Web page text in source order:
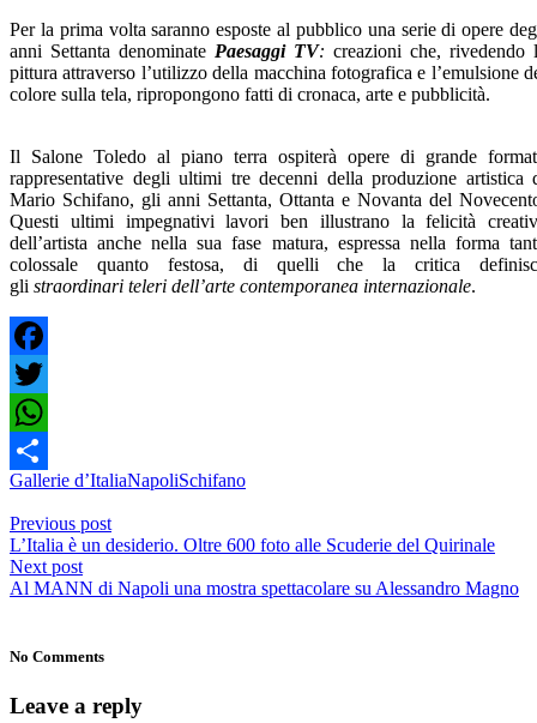
Per la prima volta saranno esposte al pubblico una serie di opere
anni Settanta denominate Paesaggi TV: creazioni che, rivedendo
pittura attraverso l’utilizzo della macchina fotografica e l’emulsione
colore sulla tela, ripropongono fatti di cronaca, arte e pubblicità.
Il Salone Toledo al piano terra ospiterà opere di grande
rappresentative degli ultimi tre decenni della produzione artistica
Mario Schifano, gli anni Settanta, Ottanta e Novanta del
Questi ultimi impegnativi lavori ben illustrano la felicità
dell’artista anche nella sua fase matura, espressa nella forma
colossale quanto festosa, di quelli che la critica
gli straordinari teleri dell’arte contemporanea internazionale.
Facebook
Twitter
WhatsApp
Share
Gallerie d’ItaliaNapoliSchifano
Previous post
L’Italia è un desiderio. Oltre 600 foto alle Scuderie del Quirinale
Next post
Al MANN di Napoli una mostra spettacolare su Alessandro Magno
No Comments
Leave a reply